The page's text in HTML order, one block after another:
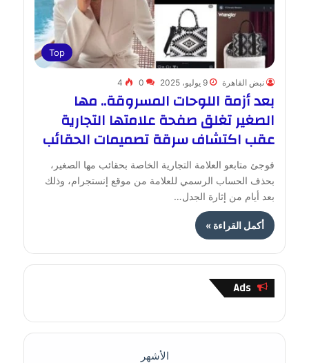
Top
نبض القاهرة 9 يوليو، 2025 0
4
بعد أزمة اللوحات المسروقة.. مها
الصغير تغلق صفحة علامتها التجارية
عقب اكتشاف سرقة تصميمات الحقائب
فوجئ متابعو العلامة التجارية الخاصة بحقائب مها الصغير،
بحذف الحساب الرسمي للعلامة من موقع إنستجرام، وذلك
بعد أيام من إثارة الجدل…
أكمل القراءة »
Ads
الأشهر